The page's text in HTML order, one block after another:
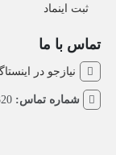
ثبت اینماد
تماس با ما
نیازجو در
شماره تماس: